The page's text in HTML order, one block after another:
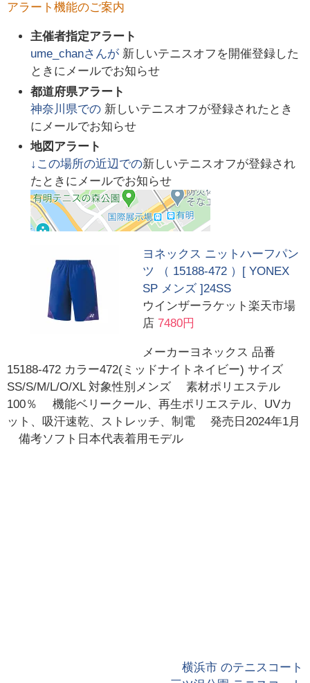
アラート機能のご案内
主催者指定アラート
ume_chanさんが 新しいテニスオフを開催登録した
ときにメールでお知らせ
都道府県アラート
神奈川県での 新しいテニスオフが登録されたとき
にメールでお知らせ
地図アラート
↓この場所の近辺での新しいテニスオフが登録され
たときにメールでお知らせ
ヨネックス ニットハーフパン
ツ （ 15188-472 ）[ YONEX
SP メンズ ]24SS
ウインザーラケット楽天市場
店 7480円
メーカーヨネックス 品番
15188-472 カラー472(ミッドナイトネイビー) サイズ
SS/S/M/L/O/XL 対象性別メンズ 素材ポリエステル
100％ 機能ベリークール、再生ポリエステル、UVカ
ット、吸汗速乾、ストレッチ、制電 発売日2024年1月
備考ソフト日本代表着用モデル
横浜市 のテニスコート